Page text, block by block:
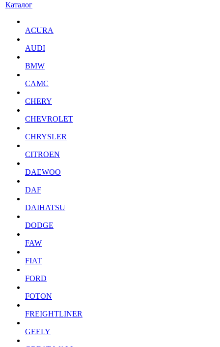
Каталог
ACURA
AUDI
BMW
CAMC
CHERY
CHEVROLET
CHRYSLER
CITROEN
DAEWOO
DAF
DAIHATSU
DODGE
FAW
FIAT
FORD
FOTON
FREIGHTLINER
GEELY